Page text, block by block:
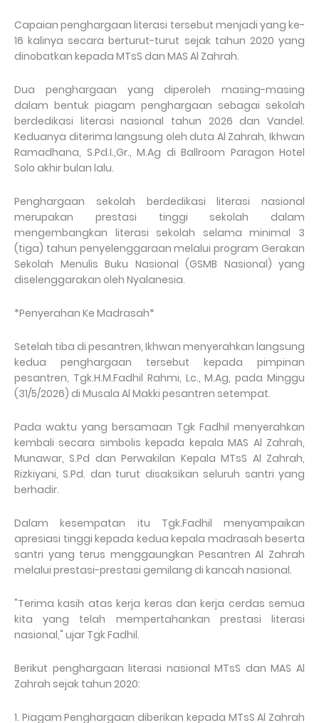
Capaian penghargaan literasi tersebut menjadi yang ke-
16 kalinya secara berturut-turut sejak tahun 2020 yang
dinobatkan kepada MTsS dan MAS Al Zahrah.
Dua penghargaan yang diperoleh masing-masing
dalam bentuk piagam penghargaan sebagai sekolah
berdedikasi literasi nasional tahun 2026 dan Vandel.
Keduanya diterima langsung oleh duta Al Zahrah, Ikhwan
Ramadhana, S.Pd.I.,Gr., M.Ag di Ballroom Paragon Hotel
Solo akhir bulan lalu.
Penghargaan sekolah berdedikasi literasi nasional
merupakan prestasi tinggi sekolah dalam
mengembangkan literasi sekolah selama minimal 3
(tiga) tahun penyelenggaraan melalui program Gerakan
Sekolah Menulis Buku Nasional (GSMB Nasional) yang
diselenggarakan oleh Nyalanesia.
*Penyerahan Ke Madrasah*
Setelah tiba di pesantren, Ikhwan menyerahkan langsung
kedua penghargaan tersebut kepada pimpinan
pesantren, Tgk.H.M.Fadhil Rahmi, Lc., M.Ag, pada Minggu
(31/5/2026) di Musala Al Makki pesantren setempat.
Pada waktu yang bersamaan Tgk Fadhil menyerahkan
kembali secara simbolis kepada kepala MAS Al Zahrah,
Munawar, S.Pd dan Perwakilan Kepala MTsS Al Zahrah,
Rizkiyani, S.Pd. dan turut disaksikan seluruh santri yang
berhadir.
Dalam kesempatan itu Tgk.Fadhil menyampaikan
apresiasi tinggi kepada kedua kepala madrasah beserta
santri yang terus menggaungkan Pesantren Al Zahrah
melalui prestasi-prestasi gemilang di kancah nasional.
"Terima kasih atas kerja keras dan kerja cerdas semua
kita yang telah mempertahankan prestasi literasi
nasional," ujar Tgk Fadhil.
Berikut penghargaan literasi nasional MTsS dan MAS Al
Zahrah sejak tahun 2020:
1. Piagam Penghargaan diberikan kepada MTsS Al Zahrah